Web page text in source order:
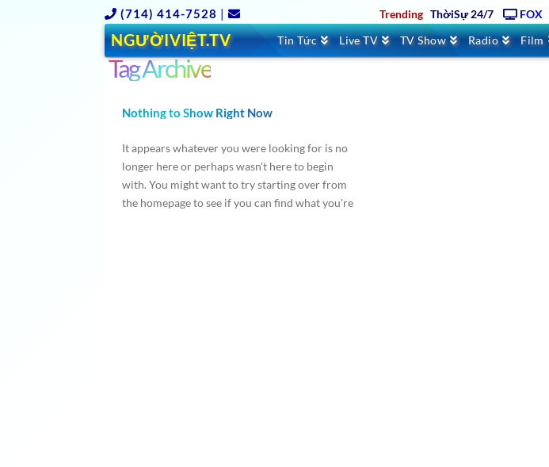
(714) 414-7528 | Trending ThờiSự 24/7 FOX
NGƯỜIVIỆT.TV Tin Tức Live TV TV Show Radio Film
Tag Archive
Nothing to Show Right Now
It appears whatever you were looking for is no
longer here or perhaps wasn't here to begin
with. You might want to try starting over from
the homepage to see if you can find what you're